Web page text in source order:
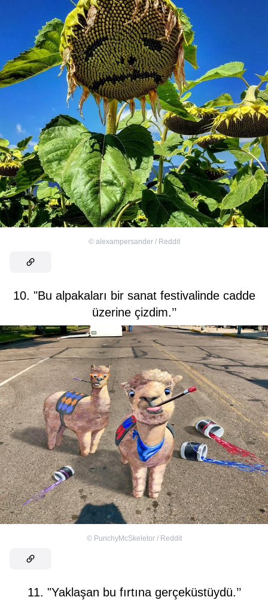
© alexampersander / Reddit
10. "Bu alpakaları bir sanat festivalinde cadde
üzerine çizdim.’’
© PunchyMcSkeletor / Reddit
11. "Yaklaşan bu fırtına gerçeküstüydü.’’